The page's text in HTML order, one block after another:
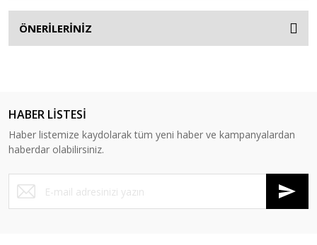
ÖNERİLERİNİZ
HABER LİSTESİ
Haber listemize kaydolarak tüm yeni haber ve kampanyalardan
haberdar olabilirsiniz.